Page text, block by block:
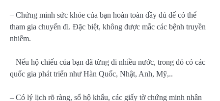
– Chứng minh sức khỏe của bạn hoàn toàn đầy đủ để có thể
tham gia chuyến đi. Đặc biệt, không được mắc các bệnh truyền
nhiễm.
– Nếu hộ chiếu của bạn đã từng đi nhiều nước, trong đó có các
quốc gia phát triển như Hàn Quốc, Nhật, Anh, Mỹ,..
– Có lý lịch rõ ràng, sổ hộ khẩu, các giấy tờ chứng minh nhân